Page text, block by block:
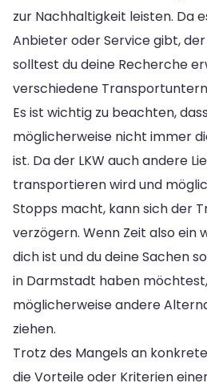
zur Nachhaltigkeit leisten. Da
Anbieter oder Service gibt,
solltest du deine Recherche
verschiedene
Es ist wichtig zu beachten,
möglicherweise nicht immer
ist. Da der LKW auch andere
transportieren wird und
Stopps macht, kann sich der
verzögern. Wenn Zeit also ein
dich ist und du deine Sachen
in Darmstadt haben
möglicherweise andere
ziehen.
Trotz des Mangels an
die Vorteile oder Kriterien